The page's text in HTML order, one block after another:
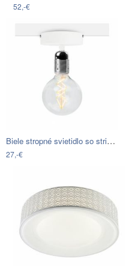
52,-€
Biele stropné svietidlo so striebornou…
27,-€